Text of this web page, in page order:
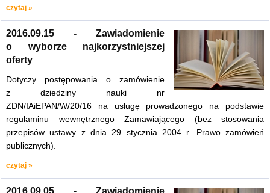
czytaj »
2016.09.15 - Zawiadomienie
o wyborze najkorzystniejszej
oferty
Dotyczy postępowania o zamówienie
z dziedziny nauki nr
ZDN/IAiEPAN/W/20/16 na usługę prowadzonego na podstawie
regulaminu wewnętrznego Zamawiającego (bez stosowania
przepisów ustawy z dnia 29 stycznia 2004 r. Prawo zamówień
publicznych).
czytaj »
2016.09.05 - Zawiadomienie